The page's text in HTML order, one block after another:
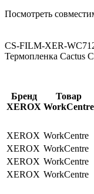
Посмотреть
CS-FILM-XER-
Термопленка Cactus
Бренд
XEROX
Товар
WorkCentre
XEROX WorkCentre
XEROX WorkCentre
XEROX WorkCentre
XEROX WorkCentre